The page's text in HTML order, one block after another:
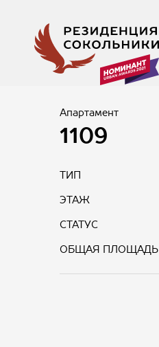
Апартамент
1109
ТИП
ЭТАЖ
СТАТУС
ОБЩАЯ ПЛОЩАДЬ